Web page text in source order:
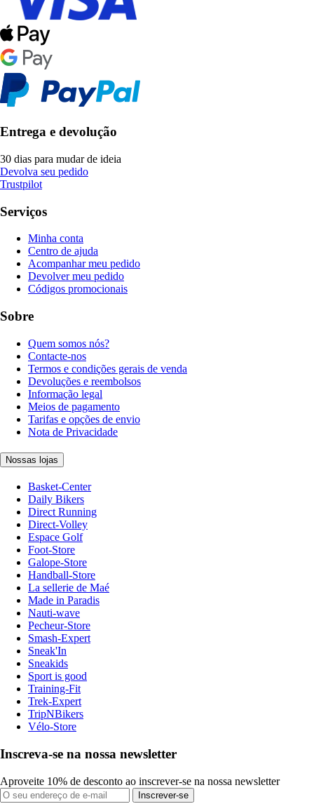
Entrega e devolução
30 dias para mudar de ideia
Devolva seu pedido
Trustpilot
Serviços
Minha conta
Centro de ajuda
Acompanhar meu pedido
Devolver meu pedido
Códigos promocionais
Sobre
Quem somos nós?
Contacte-nos
Termos e condições gerais de venda
Devoluções e reembolsos
Informação legal
Meios de pagamento
Tarifas e opções de envio
Nota de Privacidade
Nossas lojas
Basket-Center
Daily Bikers
Direct Running
Direct-Volley
Espace Golf
Foot-Store
Galope-Store
Handball-Store
La sellerie de Maé
Made in Paradis
Nauti-wave
Pecheur-Store
Smash-Expert
Sneak'In
Sneakids
Sport is good
Training-Fit
Trek-Expert
TripNBikers
Vélo-Store
Inscreva-se na nossa newsletter
Aproveite 10% de desconto ao inscrever-se na nossa newsletter
Inscrever-se